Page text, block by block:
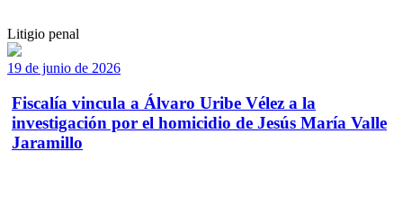
Litigio penal
19 de junio de 2026
Fiscalía vincula a Álvaro Uribe Vélez a la
investigación por el homicidio de Jesús María Valle
Jaramillo